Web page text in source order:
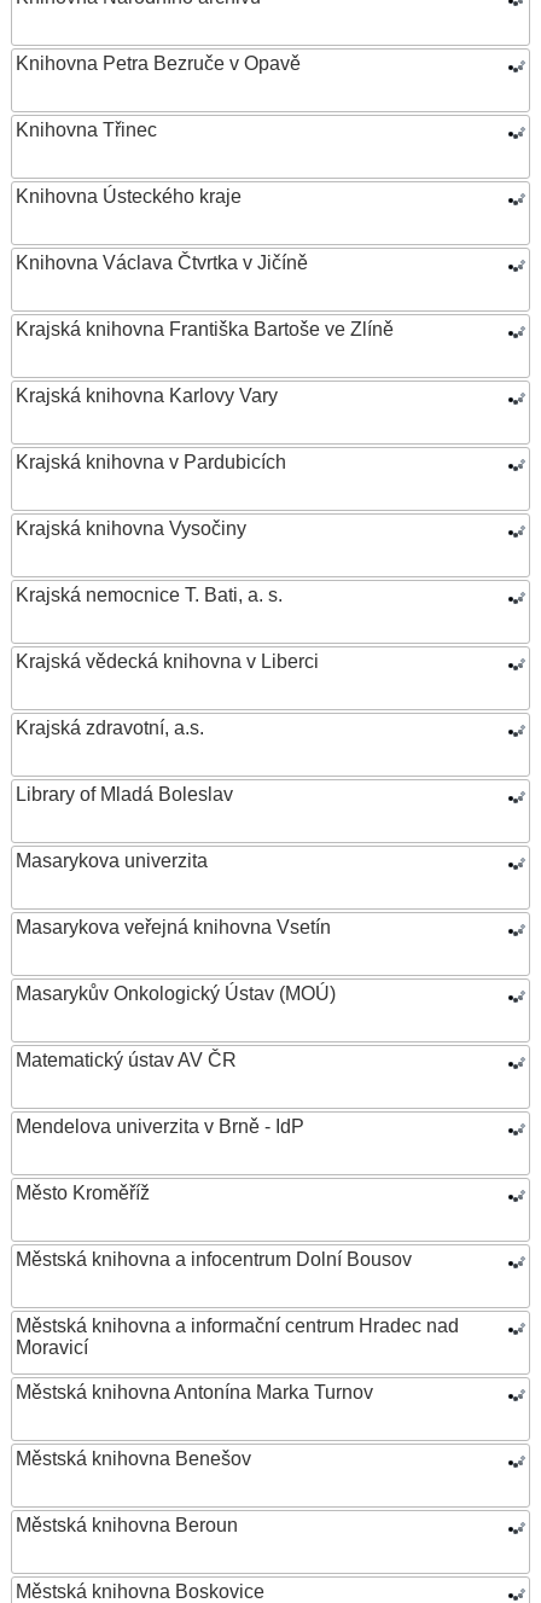
Knihovna Petra Bezruče v Opavě
Knihovna Třinec
Knihovna Ústeckého kraje
Knihovna Václava Čtvrtka v Jičíně
Krajská knihovna Františka Bartoše ve Zlíně
Krajská knihovna Karlovy Vary
Krajská knihovna v Pardubicích
Krajská knihovna Vysočiny
Krajská nemocnice T. Bati, a. s.
Krajská vědecká knihovna v Liberci
Krajská zdravotní, a.s.
Library of Mladá Boleslav
Masarykova univerzita
Masarykova veřejná knihovna Vsetín
Masarykův Onkologický Ústav (MOÚ)
Matematický ústav AV ČR
Mendelova univerzita v Brně - IdP
Město Kroměříž
Městská knihovna a infocentrum Dolní Bousov
Městská knihovna a informační centrum Hradec nad
Moravicí
Městská knihovna Antonína Marka Turnov
Městská knihovna Benešov
Městská knihovna Beroun
Městská knihovna Boskovice